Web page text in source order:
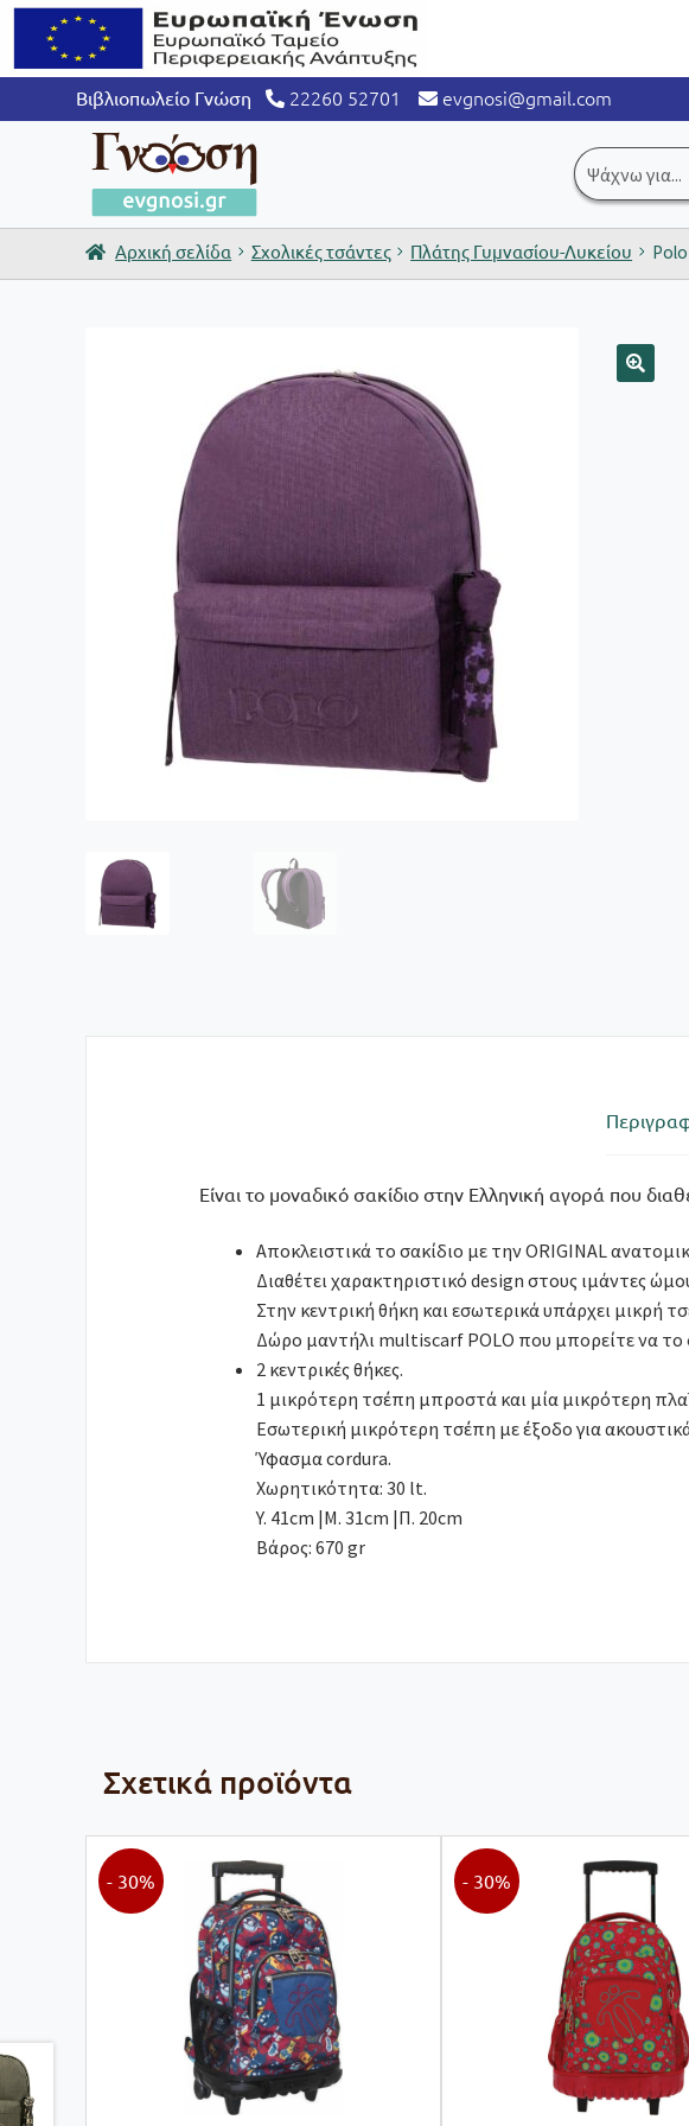
Βιβλιοπωλείο Γνώση 22260 52701 evgnosi@gmail.com
Αναζήτηση
για:
Αρχική σελίδα Σχολικές τσάντες Πλάτης Γυμνασίου-Λυκείου
Είναι τo μοναδικό σακίδιο στην Ελληνική αγορά που
Αποκλειστικά το σακίδιο με την ORIGINAL
Διαθέτει χαρακτηριστικό design στους ιμάντες
Στην κεντρική θήκη και εσωτερικά υπάρχει μικρή
Δώρο μαντήλι multiscarf POLO που μπορείτε να το
2 κεντρικές θήκες.
1 μικρότερη τσέπη μπροστά και μία μικρότερη
Εσωτερική μικρότερη τσέπη με έξοδο για
Ύφασμα cordura.
Χωρητικότητα: 30 lt.
Y. 41cm |Μ. 31cm |Π. 20cm
Βάρος: 670 gr
Σχετικά προϊόντα
- 30% - 30%